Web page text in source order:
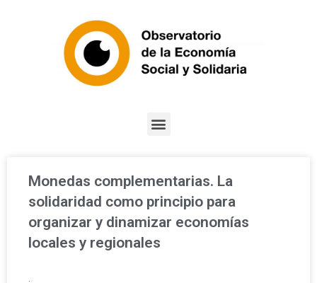
Monedas complementarias. La
solidaridad como principio para
organizar y dinamizar economías
locales y regionales